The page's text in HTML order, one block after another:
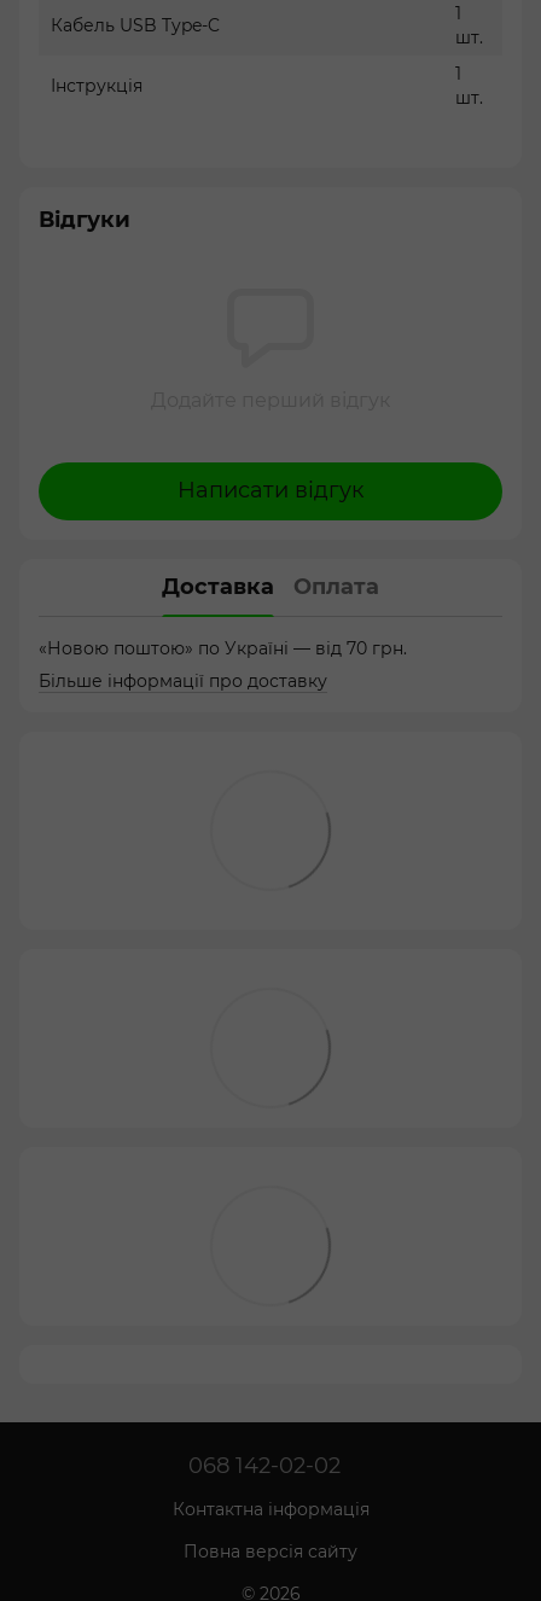
Кабель USB Type-C
1
шт.
Інструкція
1
шт.
Відгуки
Написати відгук
Доставка Оплата
«Новою поштою» по Україні — від 70 грн.
Більше інформації про доставку
068 142-02-02
Контактна інформація
Повна версія сайту
© 2026